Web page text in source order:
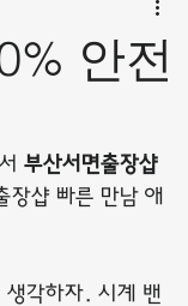
안전
부산서면출장샵
샵 빠른 만남 애
각하자. 시계 밴